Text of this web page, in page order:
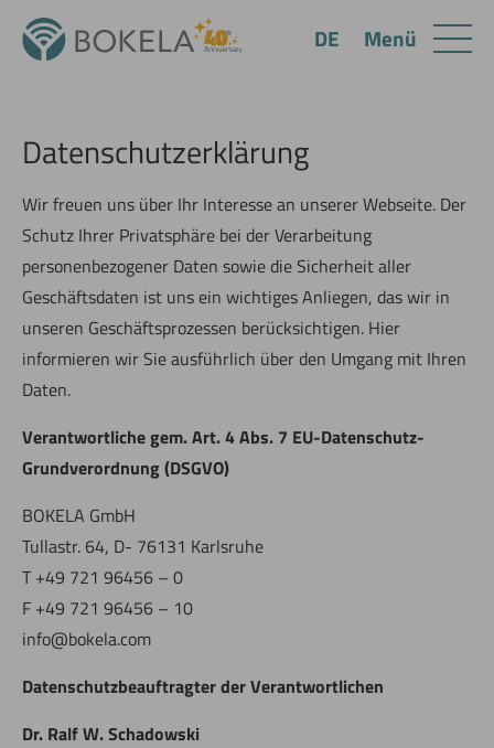
Datenschutzerklärung
Wir freuen uns über Ihr Interesse an unserer Webseite. Der
Schutz Ihrer Privatsphäre bei der Verarbeitung
personenbezogener Daten sowie die Sicherheit aller
Geschäftsdaten ist uns ein wichtiges Anliegen, das wir in
unseren Geschäftsprozessen berücksichtigen. Hier
informieren wir Sie ausführlich über den Umgang mit Ihren
Daten.
Verantwortliche gem. Art. 4 Abs. 7 EU-Datenschutz-
Grundverordnung (DSGVO)
BOKELA GmbH
Tullastr. 64, D- 76131 Karlsruhe
T +49 721 96456 – 0
F +49 721 96456 – 10
info@bokela.com
Datenschutzbeauftragter der Verantwortlichen
Dr. Ralf W. Schadowski
Menü
DE